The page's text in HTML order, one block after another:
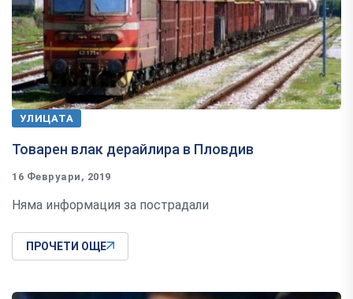
УЛИЦАТА
Товарен влак дерайлира в Пловдив
16 Февруари, 2019
Няма информация за пострадали
ПРОЧЕТИ ОЩЕ